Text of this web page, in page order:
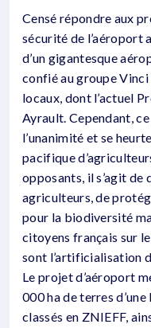
Censé répondre aux
sécurité de l’aéroport
d’un gigantesque
confié au groupe Vinci
locaux, dont l’actuel
Ayrault. Cependant,
l’unanimité et se
pacifique
opposants, il s’agit de
agriculteurs, de
pour la biodiversité
citoyens français sur
sont l’artificialisation
Le projet d’aéroport
000 ha de terres
classés en ZNIEFF,